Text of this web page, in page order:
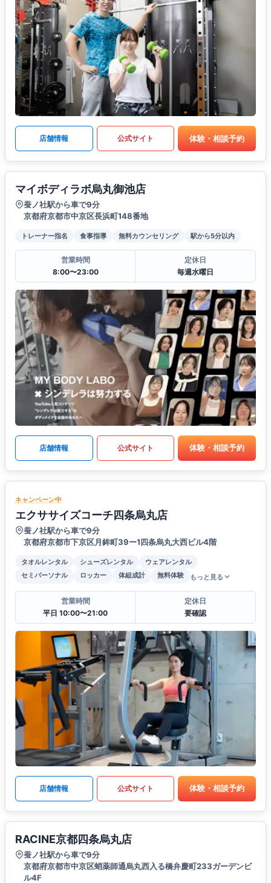
店舗情報 公式サイト 体験・相談予約
マイボディラボ烏丸御池店
蚕ノ社駅から車で9分
京都府京都市中京区長浜町148番地
トレーナー指名 食事指導 無料カウンセリング 駅から5分以内
営業時間
8:00〜23:00
定休日
毎週水曜日
店舗情報 公式サイト 体験・相談予約
キャンペーン中
エクササイズコーチ四条烏丸店
蚕ノ社駅から車で9分
京都府京都市下京区月鉾町39ー1四条烏丸大西ビル4階
タオルレンタル シューズレンタル
ウェアレンタル
セミパーソナル
ロッカー 体組成計 無料体験 もっと見る
営業時間
平日 10:00〜21:00
定休日
要確認
店舗情報 公式サイト 体験・相談予約
RACINE京都四条烏丸店
蚕ノ社駅から車で9分
京都府京都市中京区蛸薬師通烏丸西入る橋弁慶町233ガーデンビ
ル4F